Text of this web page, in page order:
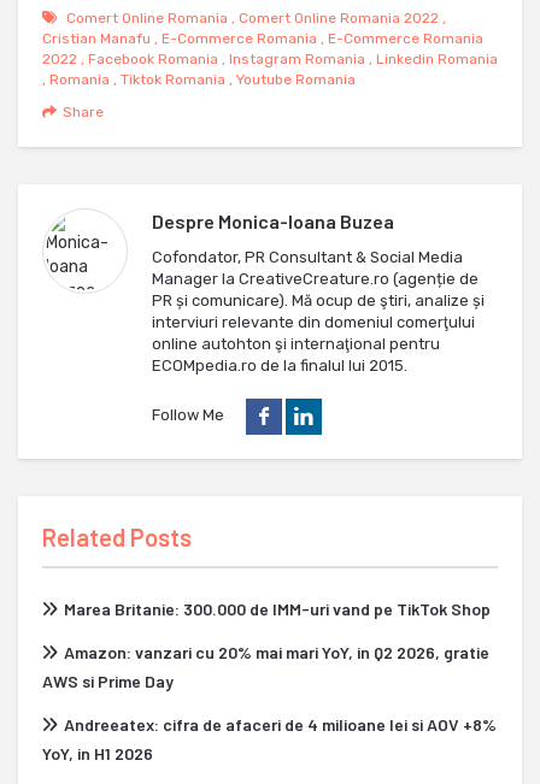
Comert Online Romania , Comert Online Romania 2022 ,
Cristian Manafu , E-Commerce Romania , E-Commerce Romania
2022 , Facebook Romania , Instagram Romania , Linkedin Romania
, Romania , Tiktok Romania , Youtube Romania
Share
Despre Monica-Ioana Buzea
Cofondator, PR Consultant & Social Media
Manager la CreativeCreature.ro (agenție de
PR și comunicare). Mă ocup de ştiri, analize și
interviuri relevante din domeniul comerţului
online autohton şi internaţional pentru
ECOMpedia.ro de la finalul lui 2015.
Follow Me
Related Posts
Marea Britanie: 300.000 de IMM-uri vand pe TikTok Shop
Amazon: vanzari cu 20% mai mari YoY, in Q2 2026, gratie
AWS si Prime Day
Andreeatex: cifra de afaceri de 4 milioane lei si AOV +8%
YoY, in H1 2026